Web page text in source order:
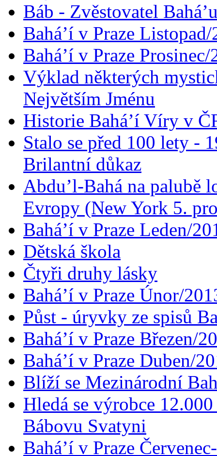
Báb - Zvěstovatel
Bahá’í v Praze
Bahá’í v Praze Prosinec/
Výklad některých
Největším Jménu
Historie Bahá’í Víry v
Stalo se před 100 lety -
Brilantní důkaz
Abdu’l-Bahá na palubě
Evropy (New York 5.
Bahá’í v Praze Leden/
Dětská škola
Čtyři druhy lásky
Bahá’í v Praze Únor/
Půst - úryvky ze spisů
Bahá’í v Praze Březen/
Bahá’í v Praze Duben/
Blíží se Mezinárodní
Hledá se výrobce
Bábovu Svatyni
Bahá’í v Praze